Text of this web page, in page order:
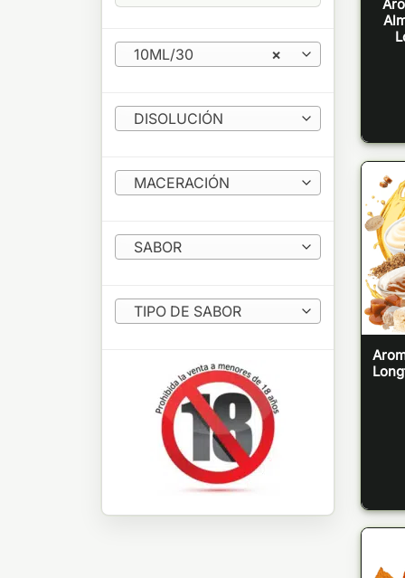
×
10ML/30
DISOLUCIÓN
MACERACIÓN
SABOR
TIPO DE SABOR